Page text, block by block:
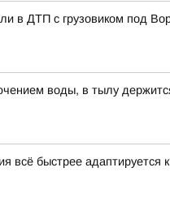
в ДТП с грузовиком под
воды, в тылу
всё быстрее адаптируется